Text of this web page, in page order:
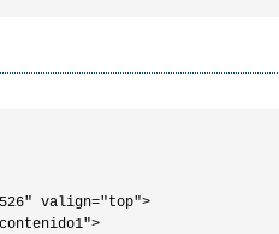
valign="top">